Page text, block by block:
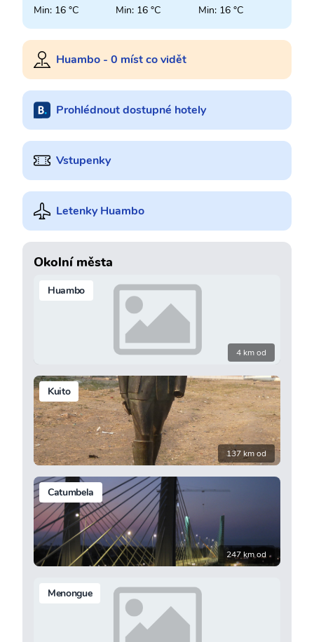
Min: 16 °C
Min: 16 °C
Min: 16 °C
Huambo - 0 míst co vidět
Prohlédnout dostupné hotely
Vstupenky
Letenky Huambo
Okolní města
Huambo
4 km od
Kuito
137 km od
Catumbela
247 km od
Menongue